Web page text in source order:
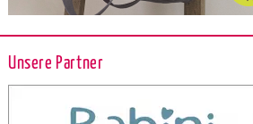
Unsere Partner